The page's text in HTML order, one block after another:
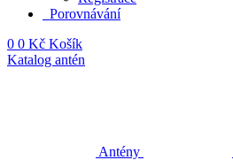
Porovnávání
0 0 Kč Košík
Katalog antén
Antény